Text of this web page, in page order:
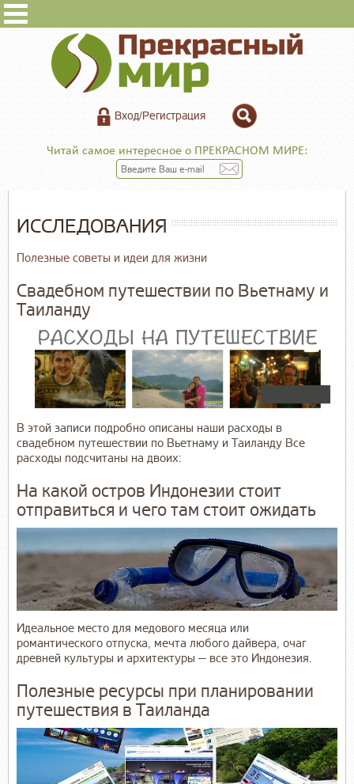
Вход/Регистрация
Читай самое интересное о ПРЕКРАСНОМ МИРЕ:
ИССЛЕДОВАНИЯ
Полезные советы и идеи для жизни
Свадебном путешествии по Вьетнаму и
Таиланду
В этой записи подробно описаны наши расходы в
свадебном путешествии по Вьетнаму и Таиланду Все
расходы подсчитаны на двоих:
На какой остров Индонезии стоит
отправиться и чего там стоит ожидать
Идеальное место для медового месяца или
романтического отпуска, мечта любого дайвера, очаг
древней культуры и архитектуры — все это Индонезия.
Полезные ресурсы при планировании
путешествия в Таиланда